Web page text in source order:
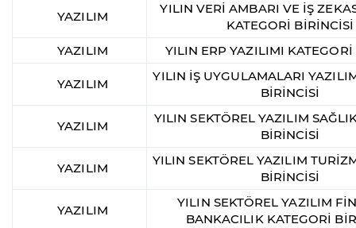
YAZILIM
YILIN VERİ AMBARI VE İŞ
KATEGORİ BİRİNCİSİ
YAZILIM
YILIN ERP YAZILIMI
YAZILIM
YILIN İŞ UYGULAMALARI
BİRİNCİSİ
YAZILIM
YILIN SEKTÖREL YAZILIM
BİRİNCİSİ
YAZILIM
YILIN SEKTÖREL YAZILIM
BİRİNCİSİ
YAZILIM
YILIN SEKTÖREL YAZILIM
BANKACILIK KATEGORİ